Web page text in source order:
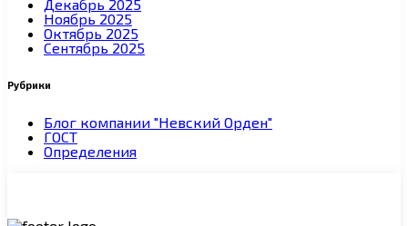
Декабрь 2025
Ноябрь 2025
Октябрь 2025
Сентябрь 2025
Рубрики
Блог компании "Невский Орден"
ГОСТ
Определения